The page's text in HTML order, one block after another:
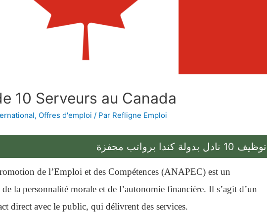
10 Serveurs au Canada
, Offres d'emploi / Par Refligne Emploi
توظيف 10 نادل بدولة كندا برواتب محفزة
de l’Emploi et des Compétences (ANAPEC) est un
la personnalité morale et de l’autonomie financière. Il s’agit d’un
direct avec le public, qui délivrent des services.